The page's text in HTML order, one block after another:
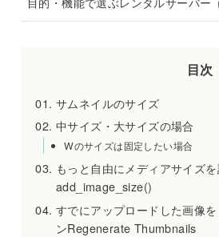
目次
サムネイルのサイズ
中サイズ・大サイズの場合
Wのサイズは固定したい場合
もっと自由にメディアサイズ
add_image_size()
すでにアップロードした画像
ンRegenerate Thumbnails